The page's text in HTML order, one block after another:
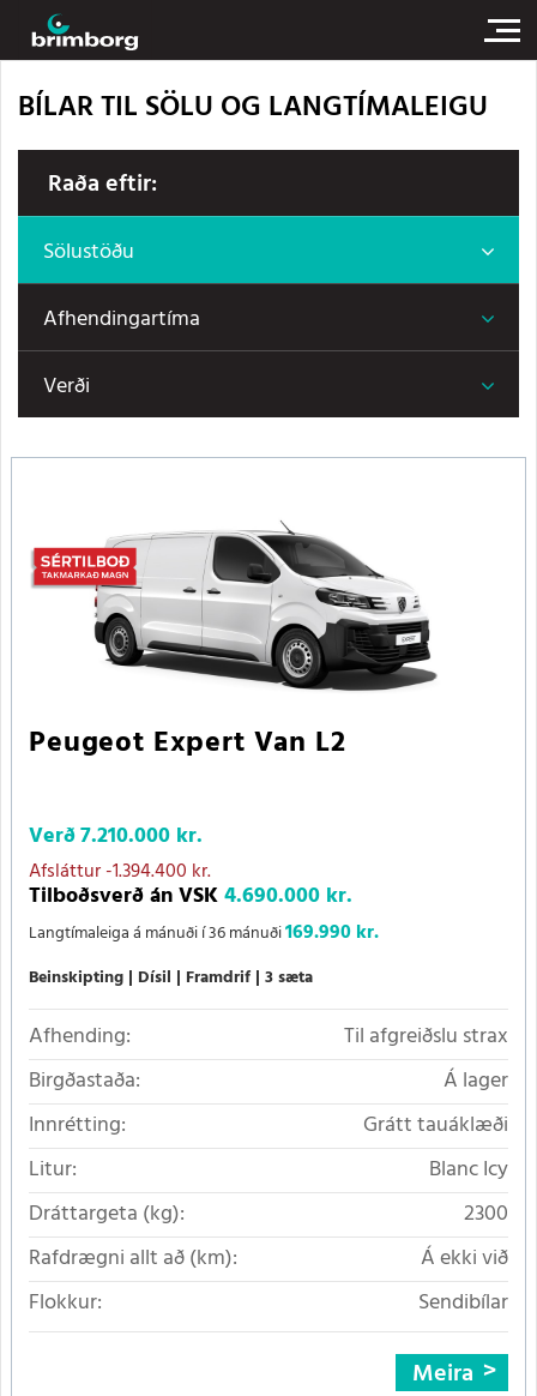
BÍLAR TIL SÖLU OG LANGTÍMALEIGU
Raða eftir:
Sölustöðu
Afhendingartíma
Verði
Peugeot Expert Van L2
Verð7.210.000 kr.
Afsláttur-1.394.400 kr.
Tilboðsverð án VSK4.690.000 kr.
Langtímaleiga á mánuði í 36 mánuði169.990 kr.
Beinskipting Dísil Framdrif 3 sæta
Afhending:
Til afgreiðslu strax
Birgðastaða:
Á lager
Innrétting:
Grátt tauáklæði
Litur:
Blanc Icy
Dráttargeta (kg):
2300
Rafdrægni allt að (km):
Á ekki við
Flokkur:
Sendibílar
Meira